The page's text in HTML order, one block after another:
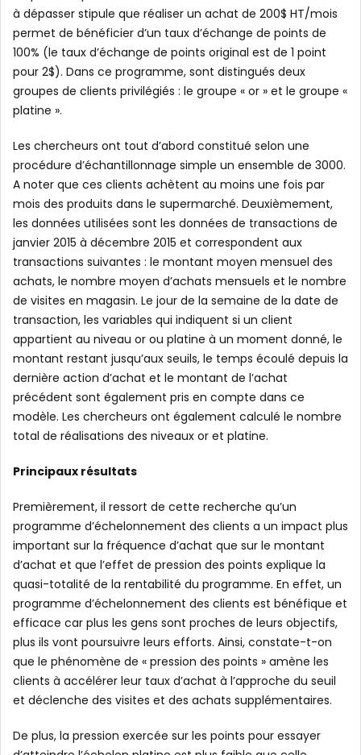
à dépasser stipule que réaliser un achat de 200$ HT/mois
permet de bénéficier d’un taux d’échange de points de
100% (le taux d’échange de points original est de 1 point
pour 2$). Dans ce programme, sont distingués deux
groupes de clients privilégiés : le groupe « or » et le groupe «
platine ».
Les chercheurs ont tout d’abord constitué selon une
procédure d’échantillonnage simple un ensemble de 3000.
A noter que ces clients achètent au moins une fois par
mois des produits dans le supermarché. Deuxièmement,
les données utilisées sont les données de transactions de
janvier 2015 à décembre 2015 et correspondent aux
transactions suivantes : le montant moyen mensuel des
achats, le nombre moyen d’achats mensuels et le nombre
de visites en magasin. Le jour de la semaine de la date de
transaction, les variables qui indiquent si un client
appartient au niveau or ou platine à un moment donné, le
montant restant jusqu’aux seuils, le temps écoulé depuis la
dernière action d’achat et le montant de l’achat
précédent sont également pris en compte dans ce
modèle. Les chercheurs ont également calculé le nombre
total de réalisations des niveaux or et platine.
Principaux résultats
Premièrement, il ressort de cette recherche qu’un
programme d’échelonnement des clients a un impact plus
important sur la fréquence d’achat que sur le montant
d’achat et que l’effet de pression des points explique la
quasi-totalité de la rentabilité du programme. En effet, un
programme d’échelonnement des clients est bénéfique et
efficace car plus les gens sont proches de leurs objectifs,
plus ils vont poursuivre leurs efforts. Ainsi, constate-t-on
que le phénomène de « pression des points » amène les
clients à accélérer leur taux d’achat à l’approche du seuil
et déclenche des visites et des achats supplémentaires.
De plus, la pression exercée sur les points pour essayer